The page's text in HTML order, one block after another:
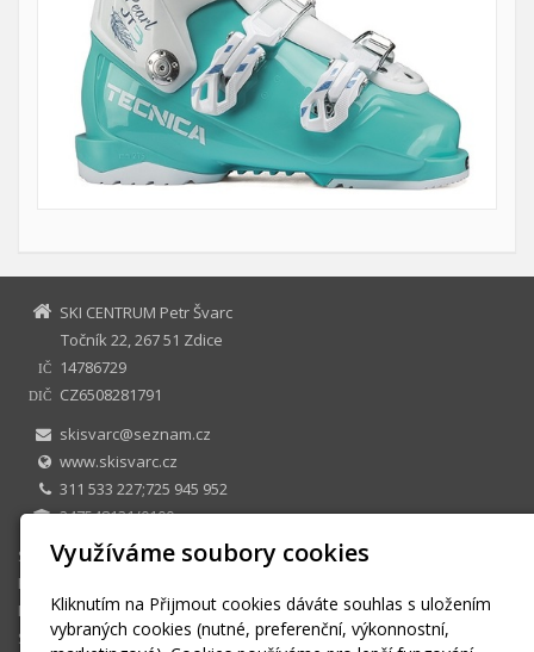
SKI CENTRUM Petr Švarc
Točník 22, 267 51 Zdice
IČ 14786729
DIČ
CZ6508281791
skisvarc@seznam.cz
www.skisvarc.cz
311 533 227;725 945 952
247548131/0100
SKI CENTRUM Petr Švarc
E-shop
Půjčovna
Sezonní půjčovné
Využíváme soubory cookies
Kliknutím na Přijmout cookies dáváte souhlas s uložením
vybraných cookies (nutné, preferenční, výkonnostní,